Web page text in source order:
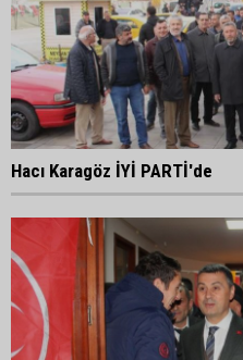
Hacı Karagöz İYİ PARTİ'de